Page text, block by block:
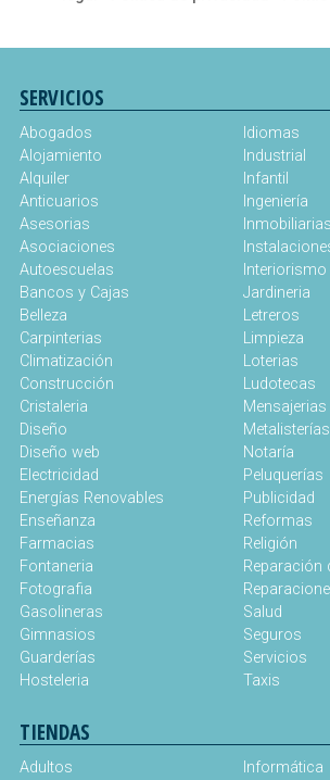
SERVICIOS
Abogados
Alojamiento
Alquiler
Anticuarios
Asesorias
Asociaciones
Autoescuelas
Bancos y Cajas
Belleza
Carpinterias
Climatización
Construcción
Cristaleria
Diseño
Diseño web
Electricidad
Energías Renovables
Enseñanza
Farmacias
Fontaneria
Fotografia
Gasolineras
Gimnasios
Guarderías
Hosteleria
Idiomas
Industrial
Infantil
Ingeniería
Inmobiliarias
Interiorismo
Jardineria
Letreros
Limpieza
Loterias
Ludotecas
Mensajerias
Metalisterías
Notaría
Peluquerías
Publicidad
Reformas
Religión
Reparación
Salud
Seguros
Servicios
Taxis
TIENDAS
Adultos
Informática